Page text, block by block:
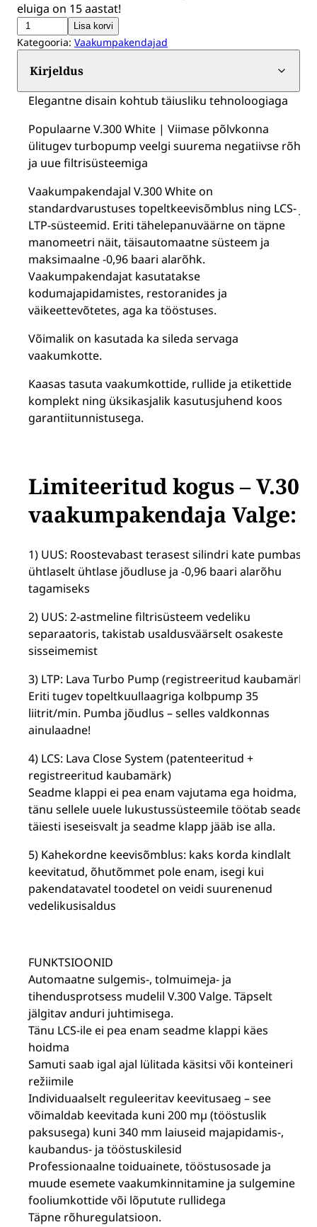
eluiga on 15 aastat!
Lava
vaakumpakendaja
V.300
kogus
Lisa korvi
Kategooria: Vaakumpakendajad
Kirjeldus
Elegantne disain kohtub täiusliku tehnoloogiaga
Populaarne V.300 White | Viimase põlvkonna
ülitugev turbopump veelgi suurema negatiivse rõhu
ja uue filtrisüsteemiga
Vaakumpakendajal V.300 White on
standardvarustuses topeltkeevisõmblus ning LCS- ja
LTP-süsteemid. Eriti tähelepanuväärne on täpne
manomeetri näit, täisautomaatne süsteem ja
maksimaalne -0,96 baari alarõhk.
Vaakumpakendajat kasutatakse
kodumajapidamistes, restoranides ja
väikeettevõtetes, aga ka tööstuses.
Võimalik on kasutada ka sileda servaga
vaakumkotte.
Kaasas tasuta vaakumkottide, rullide ja etikettide
komplekt ning üksikasjalik kasutusjuhend koos
garantiitunnistusega.
Limiteeritud kogus – V.300
vaakumpakendaja Valge:
1) UUS: Roostevabast terasest silindri kate pumbas
ühtlaselt ühtlase jõudluse ja -0,96 baari alarõhu
tagamiseks
2) UUS: 2-astmeline filtrisüsteem vedeliku
separaatoris, takistab usaldusväärselt osakeste
sisseimemist
3) LTP: Lava Turbo Pump (registreeritud kaubamärk)
Eriti tugev topeltkuullaagriga kolbpump 35
liitrit/min. Pumba jõudlus – selles valdkonnas
ainulaadne!
4) LCS: Lava Close System (patenteeritud +
registreeritud kaubamärk)
Seadme klappi ei pea enam vajutama ega hoidma,
tänu sellele uuele lukustussüsteemile töötab seade
täiesti iseseisvalt ja seadme klapp jääb ise alla.
5) Kahekordne keevisõmblus: kaks korda kindlalt
keevitatud, õhutõmmet pole enam, isegi kui
pakendatavatel toodetel on veidi suurenenud
vedelikusisaldus
FUNKTSIOONID
Automaatne sulgemis-, tolmuimeja- ja
tihendusprotsess mudelil V.300 Valge. Täpselt
jälgitav anduri juhtimisega.
Tänu LCS-ile ei pea enam seadme klappi käes
hoidma
Samuti saab igal ajal lülitada käsitsi või konteineri
režiimile
Individuaalselt reguleeritav keevitusaeg – see
võimaldab keevitada kuni 200 mµ (tööstuslik
paksusega) kuni 340 mm laiuseid majapidamis-,
kaubandus- ja tööstuskilesid
Professionaalne toiduainete, tööstusosade ja
muude esemete vaakumkinnitamine ja sulgemine
fooliumkottide või lõputute rullidega
Täpne rõhuregulatsioon.